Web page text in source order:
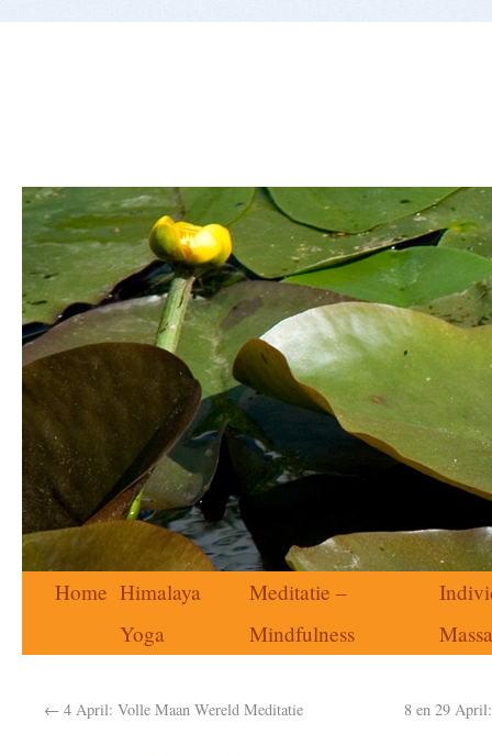
Home Himalaya
Yoga
Meditatie –
Mindfulness
← 4 April: Volle Maan Wereld Meditatie 8 en 29